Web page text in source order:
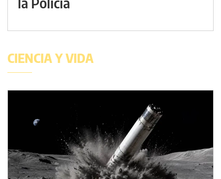
CIENCIA Y VIDA